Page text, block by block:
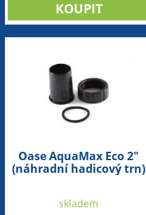
Oase AquaMax Eco 2"
(náhradní hadicový trn)
skladem